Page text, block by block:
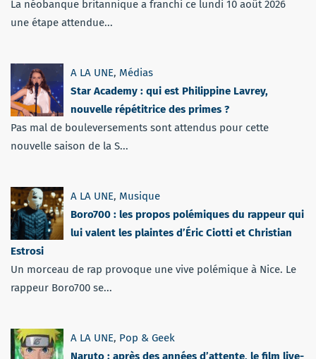
La néobanque britannique a franchi ce lundi 10 août 2026
une étape attendue...
A LA UNE, Médias
Star Academy : qui est Philippine Lavrey,
nouvelle répétitrice des primes ?
Pas mal de bouleversements sont attendus pour cette
nouvelle saison de la S...
A LA UNE, Musique
Boro700 : les propos polémiques du rappeur qui
lui valent les plaintes d’Éric Ciotti et Christian
Estrosi
Un morceau de rap provoque une vive polémique à Nice. Le
rappeur Boro700 se...
A LA UNE, Pop & Geek
Naruto : après des années d’attente, le film live-